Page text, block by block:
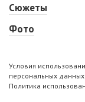
Сюжеты
Фото
Условия
персональных данных
Политика